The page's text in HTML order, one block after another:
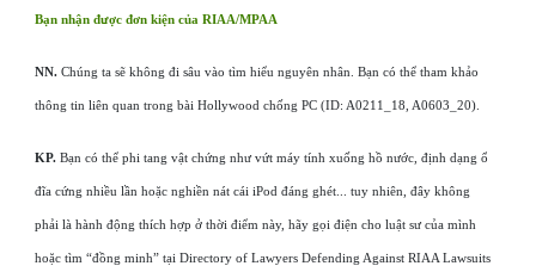
Bạn nhận được đơn kiện của RIAA/MPAA
NN.Chúng ta sẽ không đi sâu vào tìm hiểu nguyên nhân. Bạn có thể tham khảo
thông tin liên quan trong bài Hollywood chống PC (ID: A0211_18, A0603_20).
KP.Bạn có thể phi tang vật chứng như vứt máy tính xuống hồ nước, định dạng ổ
đĩa cứng nhiều lần hoặc nghiền nát cái iPod đáng ghét... tuy nhiên, đây không
phải là hành động thích hợp ở thời điểm này, hãy gọi điện cho luật sư của mình
hoặc tìm “đồng minh” tại Directory of Lawyers Defending Against RIAA Lawsuits